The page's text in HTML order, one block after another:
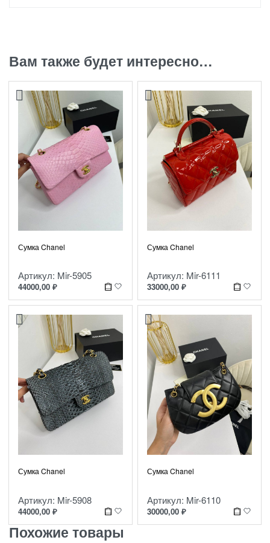
Вам также будет интересно…
Сумка Chanel
Артикул: Mir-5905
44000,00 ₽
Сумка Chanel
Артикул: Mir-6111
33000,00 ₽
Сумка Chanel
Артикул: Mir-5908
44000,00 ₽
Сумка Chanel
Артикул: Mir-6110
30000,00 ₽
Похожие товары